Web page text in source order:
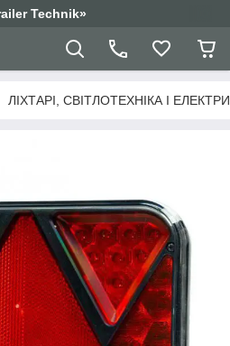
Technik»
ЛІХТАРІ, СВІТЛОТЕХНІКА І